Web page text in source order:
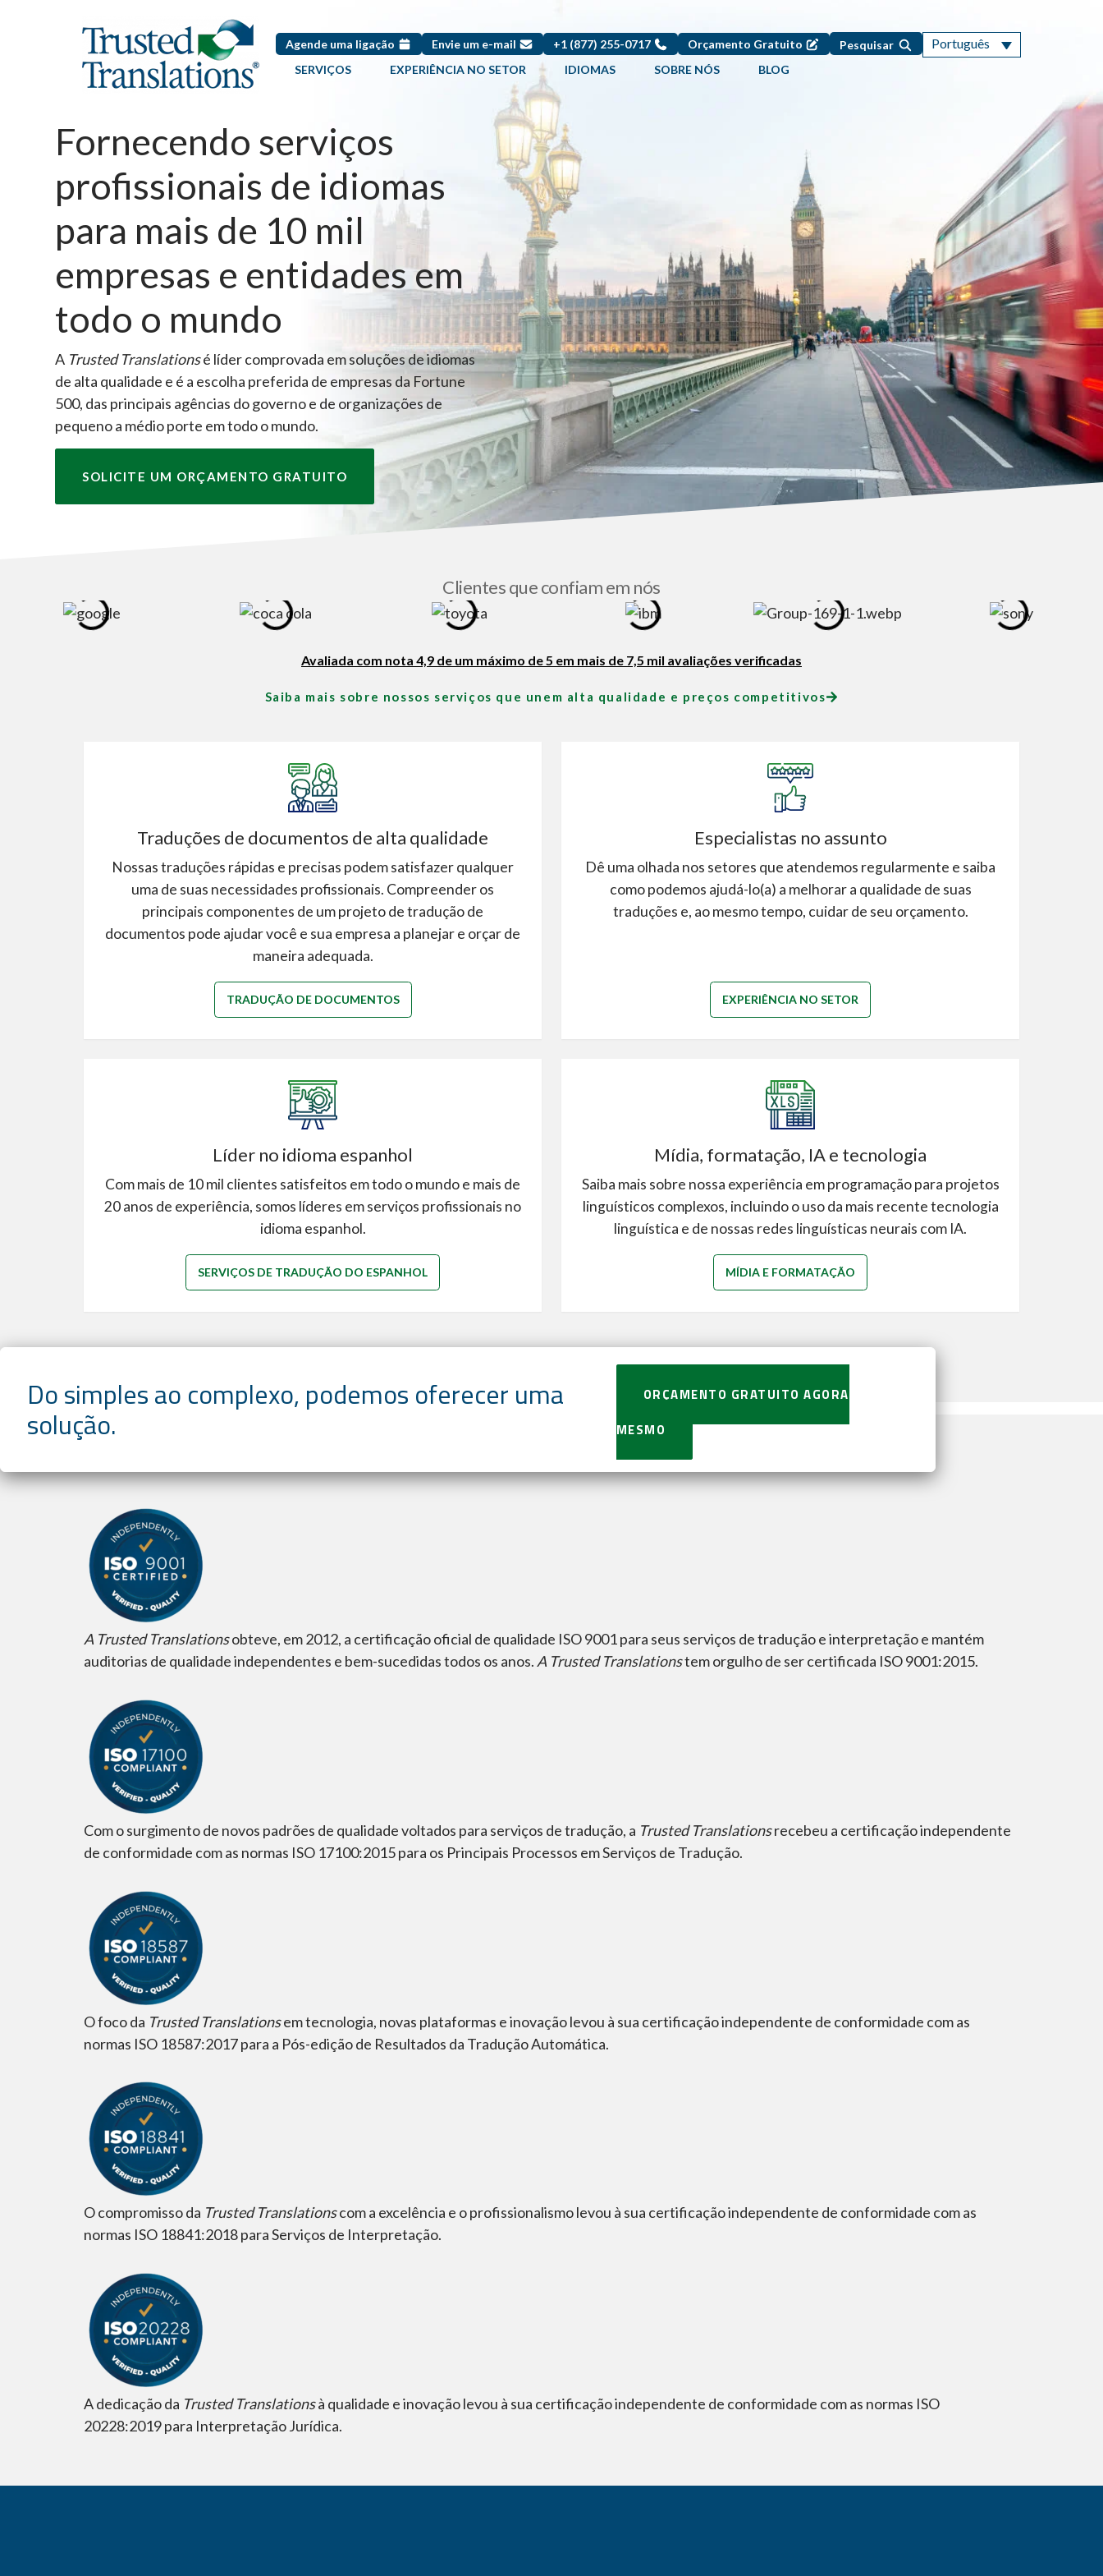
Agende uma ligação Envie um e-mail +1 (877) 255-0717 Orçamento Gratuito Pesquisar Português
SERVIÇOS EXPERIÊNCIA NO SETOR IDIOMAS SOBRE NÓS BLOG
Fornecendo serviços
profissionais de idiomas
para mais de 10 mil
empresas e entidades em
todo o mundo
A Trusted Translationsé líder comprovada em soluções de idiomas
de alta qualidade e é a escolha preferida de empresas da Fortune
500, das principais agências do governo e de organizações de
pequeno a médio porte em todo o mundo.
SOLICITE UM ORÇAMENTO GRATUITO
Clientes que confiam em nós
Avaliada com nota 4,9 de um máximo de 5 em mais de 7,5 mil avaliações verificadas
Saiba mais sobre nossos serviços que unem alta qualidade e preços competitivos
Traduções de documentos de alta qualidade
Nossas traduções rápidas e precisas podem satisfazer qualquer
uma de suas necessidades profissionais. Compreender os
principais componentes de um projeto de tradução de
documentos pode ajudar você e sua empresa a planejar e orçar de
maneira adequada.
TRADUÇÃO DE DOCUMENTOS
Especialistas no assunto
Dê uma olhada nos setores que atendemos regularmente e saiba
como podemos ajudá-lo(a) a melhorar a qualidade de suas
traduções e, ao mesmo tempo, cuidar de seu orçamento.
EXPERIÊNCIA NO SETOR
Líder no idioma espanhol
Com mais de 10 mil clientes satisfeitos em todo o mundo e mais de
20 anos de experiência, somos líderes em serviços profissionais no
idioma espanhol.
SERVIÇOS DE TRADUÇÃO DO ESPANHOL
Mídia, formatação, IA e tecnologia
Saiba mais sobre nossa experiência em programação para projetos
linguísticos complexos, incluindo o uso da mais recente tecnologia
linguística e de nossas redes linguísticas neurais com IA.
MÍDIA E FORMATAÇÃO
Do simples ao complexo, podemos oferecer uma
solução.
ORÇAMENTO GRATUITO AGORA
MESMO
A Trusted Translationsobteve, em 2012, a certificação oficial de qualidade ISO 9001 para seus serviços de tradução e interpretação e mantém
auditorias de qualidade independentes e bem-sucedidas todos os anos. A Trusted Translationstem orgulho de ser certificada ISO 9001:2015.
Com o surgimento de novos padrões de qualidade voltados para serviços de tradução, a Trusted Translationsrecebeu a certificação independente
de conformidade com as normas ISO 17100:2015 para os Principais Processos em Serviços de Tradução.
O foco da Trusted Translationsem tecnologia, novas plataformas e inovação levou à sua certificação independente de conformidade com as
normas ISO 18587:2017 para a Pós-edição de Resultados da Tradução Automática.
O compromisso da Trusted Translationscom a excelência e o profissionalismo levou à sua certificação independente de conformidade com as
normas ISO 18841:2018 para Serviços de Interpretação.
A dedicação da Trusted Translationsà qualidade e inovação levou à sua certificação independente de conformidade com as normas ISO
20228:2019 para Interpretação Jurídica.